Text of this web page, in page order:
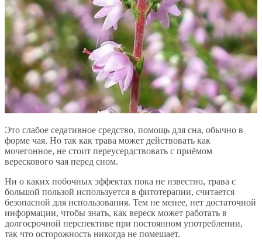
Это слабое седативное средство, помощь для сна, обычно в
форме чая. Но так как трава может действовать как
мочегонное, не стоит переусердствовать с приёмом
верескового чая перед сном.
Ни о каких побочных эффектах пока не известно, трава с
большой пользой используется в фитотерапии, считается
безопасной для использования. Тем не менее, нет достаточной
информации, чтобы знать, как вереск может работать в
долгосрочной перспективе при постоянном употреблении,
так что осторожность никогда не помешает.